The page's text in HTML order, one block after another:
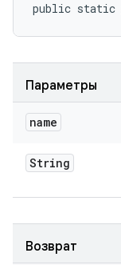
public static
Параметры
name
String
Возврат